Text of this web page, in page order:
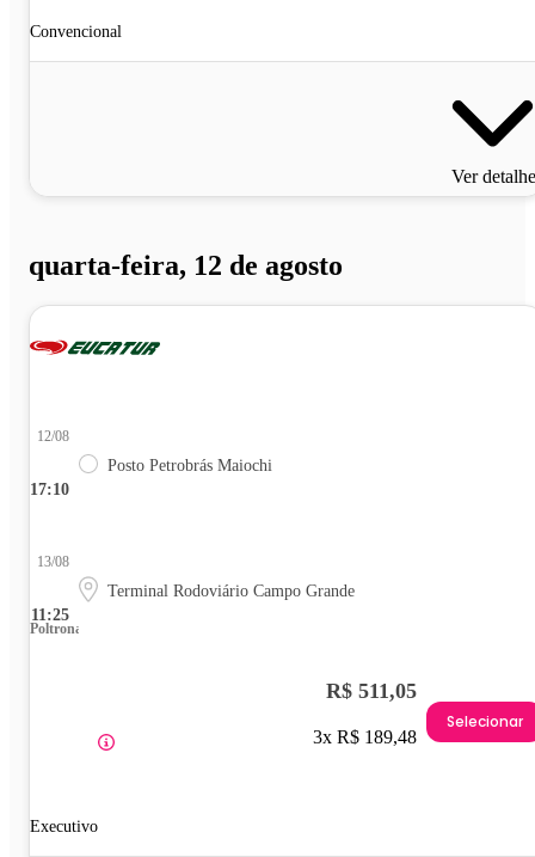
Convencional
Ver
quarta-feira, 12 de agosto
17:10
12/08
Posto Petrobrás Maiochi
11:25
13/08
Terminal Rodoviário Campo Grande
Poltrona
Executivo
R$ 511,05
3x R$ 189,48
Selecionar